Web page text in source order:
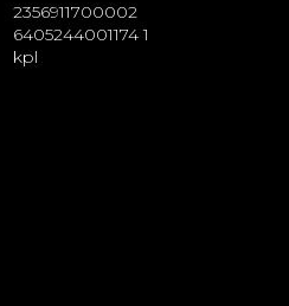
2356911700002
6405244001174 1
kpl